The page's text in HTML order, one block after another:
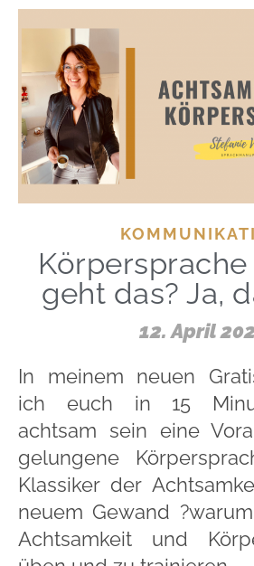
geht das? Ja,
12. April
In meinem neuen Gratis-Video zeige
ich euch in 15
achtsam sein eine
gelungene
Klassiker der
neuem Gewand
Achtsamkeit und